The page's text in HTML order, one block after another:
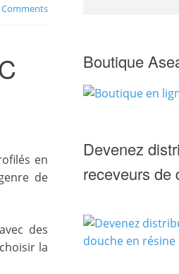
Comments
en
de
des
la
Boutique
Devenez
receveurs de